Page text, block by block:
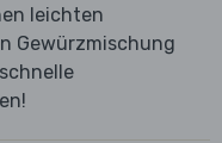
leichten
Gewürzmischung